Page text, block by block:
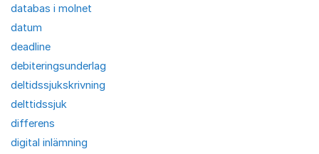
databas i molnet
datum
deadline
debiteringsunderlag
deltidssjukskrivning
delttidssjuk
differens
digital inlämning